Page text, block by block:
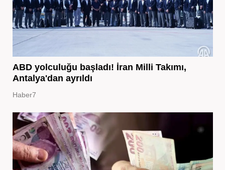
ABD yolculuğu başladı! İran Milli Takımı,
Antalya'dan ayrıldı
Haber7